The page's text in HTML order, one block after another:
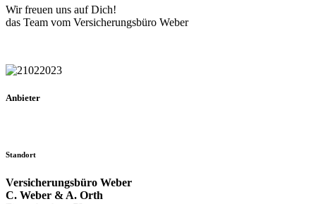
Wir freuen uns auf Dich!
das Team vom Versicherungsbüro Weber
Anbieter
Standort
Versicherungsbüro Weber
C. Weber & A. Orth